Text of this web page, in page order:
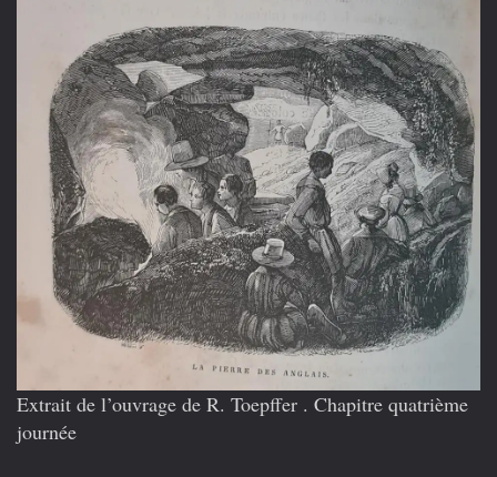
Extrait de l’ouvrage de R. Toepffer . Chapitre quatrième
journée